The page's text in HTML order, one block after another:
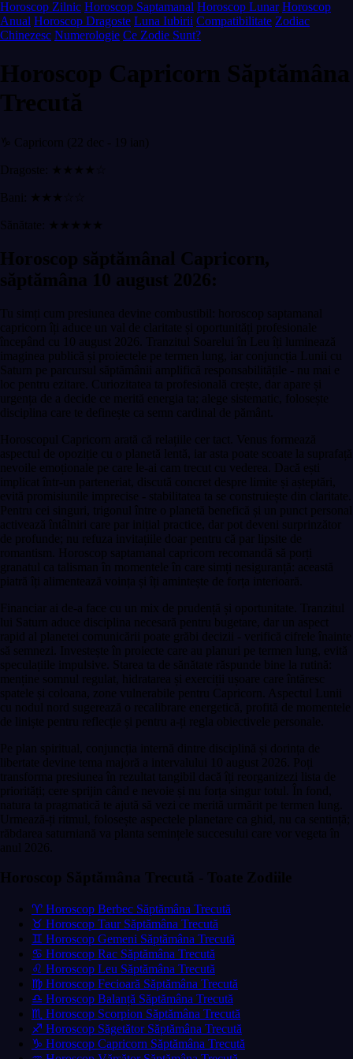
Horoscop Zilnic Horoscop Saptamanal Horoscop Lunar Horoscop
Anual Horoscop Dragoste Luna Iubirii Compatibilitate Zodiac
Chinezesc Numerologie Ce Zodie Sunt?
Horoscop Capricorn Săptămâna
Trecută
♑ Capricorn (22 dec - 19 ian)
Dragoste: ★★★★☆
Bani: ★★★☆☆
Sănătate: ★★★★★
Horoscop săptămânal Capricorn,
săptămâna 10 august 2026:
Tu simți cum presiunea devine combustibil: horoscop saptamanal
capricorn îți aduce un val de claritate și oportunități profesionale
începând cu 10 august 2026. Tranzitul Soarelui în Leu îți luminează
imaginea publică și proiectele pe termen lung, iar conjuncția Lunii cu
Saturn pe parcursul săptămânii amplifică responsabilitățile - nu mai e
loc pentru ezitare. Curiozitatea ta profesională crește, dar apare și
urgența de a decide ce merită energia ta; alege sistematic, folosește
disciplina care te definește ca semn cardinal de pământ.
Horoscopul Capricorn arată că relațiile cer tact. Venus formează
aspectul de opoziție cu o planetă lentă, iar asta poate scoate la suprafață
nevoile emoționale pe care le-ai cam trecut cu vederea. Dacă ești
implicat într-un parteneriat, discută concret despre limite și așteptări,
evită promisiunile imprecise - stabilitatea ta se construiește din claritate.
Pentru cei singuri, trigonul între o planetă benefică și un punct personal
activează întâlniri care par inițial practice, dar pot deveni surprinzător
de profunde; nu refuza invitațiile doar pentru că par lipsite de
romantism. Horoscop saptamanal capricorn recomandă să porți
granatul ca talisman în momentele în care simți nesiguranță: această
piatră îți alimentează voința și îți amintește de forța interioară.
Financiar ai de-a face cu un mix de prudență și oportunitate. Tranzitul
lui Saturn aduce disciplina necesară pentru bugetare, dar un aspect
rapid al planetei comunicării poate grăbi decizii - verifică cifrele înainte
să semnezi. Investește în proiecte care au planuri pe termen lung, evită
speculațiile impulsive. Starea ta de sănătate răspunde bine la rutină:
menține somnul regulat, hidratarea și exerciții ușoare care întăresc
spatele și coloana, zone vulnerabile pentru Capricorn. Aspectul Lunii
cu nodul nord sugerează o recalibrare energetică, profită de momentele
de liniște pentru reflecție și pentru a-ți regla obiectivele personale.
Pe plan spiritual, conjuncția internă dintre disciplină și dorința de
libertate devine tema majoră a intervalului 10 august 2026. Poți
transforma presiunea în rezultat tangibil dacă îți reorganizezi lista de
priorități; cere sprijin când e nevoie și nu forța singur totul. În fond,
natura ta pragmatică te ajută să vezi ce merită urmărit pe termen lung.
Urmează-ți ritmul, folosește aspectele planetare ca ghid, nu ca sentință;
răbdarea saturniană va planta semințele succesului care vor vegeta în
anul 2026.
Horoscop Săptămâna Trecută - Toate Zodiile
♈ Horoscop Berbec Săptămâna Trecută
♉ Horoscop Taur Săptămâna Trecută
♊ Horoscop Gemeni Săptămâna Trecută
♋ Horoscop Rac Săptămâna Trecută
♌ Horoscop Leu Săptămâna Trecută
♍ Horoscop Fecioară Săptămâna Trecută
♎ Horoscop Balanță Săptămâna Trecută
♏ Horoscop Scorpion Săptămâna Trecută
♐ Horoscop Săgetător Săptămâna Trecută
♑ Horoscop Capricorn Săptămâna Trecută